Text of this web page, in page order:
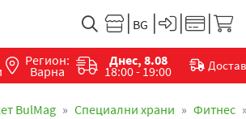
Регион:
Варна
Днес, 8.08
18:00 - 19:00
BulMag Специални храни Фитнес